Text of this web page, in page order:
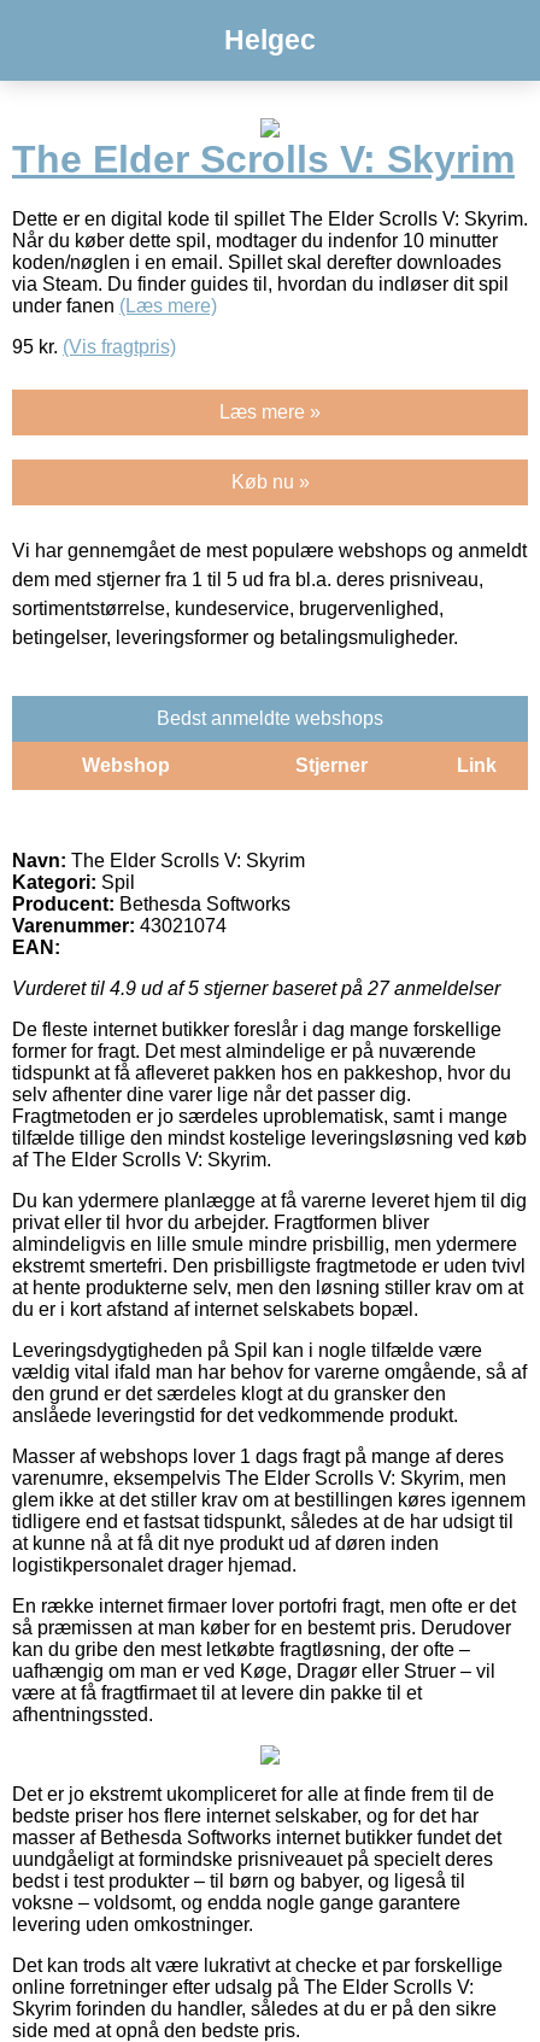
Helgec
The Elder Scrolls V: Skyrim
Dette er en digital kode til spillet The Elder Scrolls V: Skyrim.
Når du køber dette spil, modtager du indenfor 10 minutter
koden/nøglen i en email. Spillet skal derefter downloades
via Steam. Du finder guides til, hvordan du indløser dit spil
under fanen (Læs mere)
95 kr. (Vis fragtpris)
Læs mere »
Køb nu »
Vi har gennemgået de mest populære webshops og anmeldt
dem med stjerner fra 1 til 5 ud fra bl.a. deres prisniveau,
sortimentstørrelse, kundeservice, brugervenlighed,
betingelser, leveringsformer og betalingsmuligheder.
Bedst anmeldte webshops
Webshop Stjerner Link
Navn: The Elder Scrolls V: Skyrim
Kategori: Spil
Producent: Bethesda Softworks
Varenummer: 43021074
EAN:
Vurderet til 4.9 ud af 5 stjerner baseret på 27anmeldelser
De fleste internet butikker foreslår i dag mange forskellige
former for fragt. Det mest almindelige er på nuværende
tidspunkt at få afleveret pakken hos en pakkeshop, hvor du
selv afhenter dine varer lige når det passer dig.
Fragtmetoden er jo særdeles uproblematisk, samt i mange
tilfælde tillige den mindst kostelige leveringsløsning ved køb
af The Elder Scrolls V: Skyrim.
Du kan ydermere planlægge at få varerne leveret hjem til dig
privat eller til hvor du arbejder. Fragtformen bliver
almindeligvis en lille smule mindre prisbillig, men ydermere
ekstremt smertefri. Den prisbilligste fragtmetode er uden tvivl
at hente produkterne selv, men den løsning stiller krav om at
du er i kort afstand af internet selskabets bopæl.
Leveringsdygtigheden på Spil kan i nogle tilfælde være
vældig vital ifald man har behov for varerne omgående, så af
den grund er det særdeles klogt at du gransker den
anslåede leveringstid for det vedkommende produkt.
Masser af webshops lover 1 dags fragt på mange af deres
varenumre, eksempelvis The Elder Scrolls V: Skyrim, men
glem ikke at det stiller krav om at bestillingen køres igennem
tidligere end et fastsat tidspunkt, således at de har udsigt til
at kunne nå at få dit nye produkt ud af døren inden
logistikpersonalet drager hjemad.
En række internet firmaer lover portofri fragt, men ofte er det
så præmissen at man køber for en bestemt pris. Derudover
kan du gribe den mest letkøbte fragtløsning, der ofte –
uafhængig om man er ved Køge, Dragør eller Struer – vil
være at få fragtfirmaet til at levere din pakke til et
afhentningssted.
Det er jo ekstremt ukompliceret for alle at finde frem til de
bedste priser hos flere internet selskaber, og for det har
masser af Bethesda Softworks internet butikker fundet det
uundgåeligt at formindske prisniveauet på specielt deres
bedst i test produkter – til børn og babyer, og ligeså til
voksne – voldsomt, og endda nogle gange garantere
levering uden omkostninger.
Det kan trods alt være lukrativt at checke et par forskellige
online forretninger efter udsalg på The Elder Scrolls V:
Skyrim forinden du handler, således at du er på den sikre
side med at opnå den bedste pris.